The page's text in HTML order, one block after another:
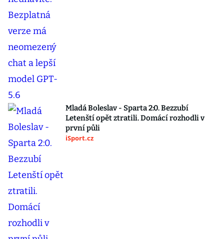
Mladá Boleslav - Sparta 2:0. Bezzubí
Letenští opět ztratili. Domácí rozhodli v
první půli
iSport.cz